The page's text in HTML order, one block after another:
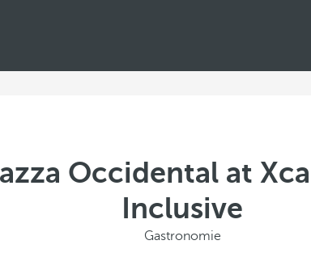
Occidental at
Inclusive
Gastronomie